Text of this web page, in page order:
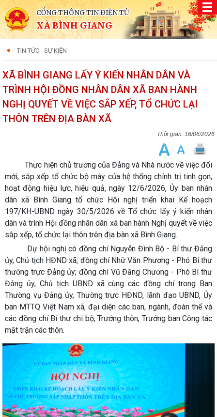
CỔNG THÔNG TIN ĐIỆN TỬ
XÃ BÌNH GIANG
TIN TỨC - SỰ KIỆN
XÃ BÌNH GIANG LẤY Ý KIẾN NHÂN DÂN VÀ
TRÌNH HỘI ĐỒNG NHÂN DÂN XÃ BAN HÀNH
NGHỊ QUYẾT VỀ VIỆC SẮP XẾP, TỔ CHỨC LẠI
THÔN TRÊN ĐỊA BÀN XÃ
16/06/2026
Thực hiện chủ trương của Đảng và Nhà nước về việc đổi
mới, sắp xếp tổ chức bộ máy của hệ thống chính trị tinh gọn,
hoạt động hiệu lực, hiệu quả, ngày 12/6/2026, Ủy ban nhân
dân xã Bình Giang tổ chức Hội nghị triển khai Kế hoạch
197/KH-UBND ngày 30/5/2026 về Tổ chức lấy ý kiến nhân
dân và trình Hội đồng nhân dân xã ban hành Nghị quyết về việc
sắp xếp, tổ chức lại thôn trên địa bàn xã Bình Giang.
Dự hội nghị có đồng chí Nguyễn Đình Bộ - Bí thư Đảng
ủy, Chủ tịch HĐND xã; đồng chí Nhữ Văn Phương - Phó Bí thư
thường trực Đảng ủy; đồng chí Vũ Đăng Chương - Phó Bí thư
Đảng ủy, Chủ tịch UBND xã cùng các đồng chí trong Ban
Thường vụ Đảng ủy, Thường trực HĐND, lãnh đạo UBND, Ủy
ban MTTQ Việt Nam xã, đại diện các ban, ngành, đoàn thể và
các đồng chí Bí thư chi bộ, Trưởng thôn, Trưởng ban Công tác
mặt trận các thôn.